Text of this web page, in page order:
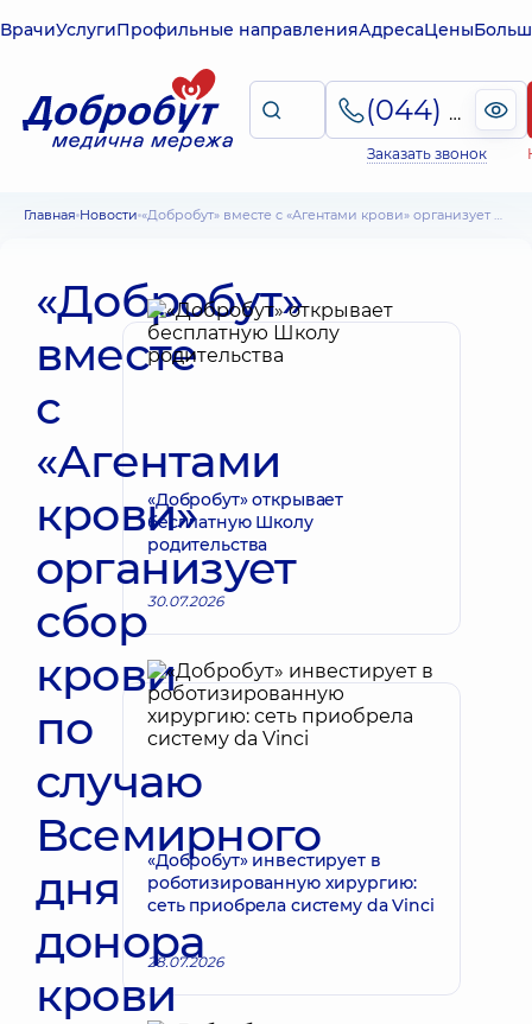
ВрачиУслугиПрофильные направленияАдресаЦены
(044) 495-2-888
Заказать звонок
Главная Новости «Добробут» вместе с «Агентами крови» организует сбор крови по случаю Всемирного дня донора крови
«Добробут»
вместе
с
«Агентами
крови»
организует
сбор
крови
по
случаю
Всемирного
дня
донора
крови
«Добробут» открывает
бесплатную Школу
родительства
30.07.2026
«Добробут» инвестирует в
роботизированную хирургию:
сеть приобрела систему da Vinci
28.07.2026